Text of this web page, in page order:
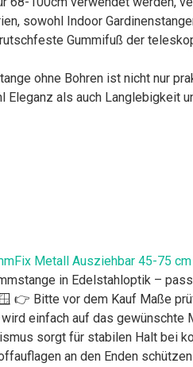
sowohl Indoor
Gummifuß der
ohne Bohren ist nicht nur
als auch Langlebigkeit
Metall Ausziehbar 45-75
in Edelstahloptik –
👉 Bitte vor dem Kauf Maße
einfach auf das
sorgt für stabilen Halt bei
an den Enden